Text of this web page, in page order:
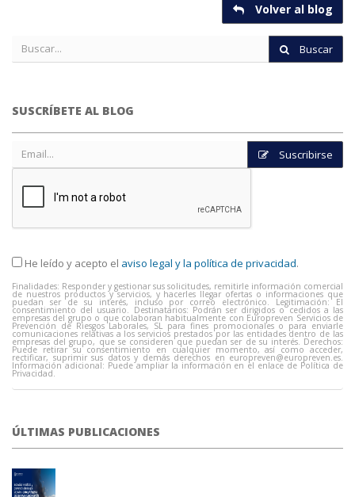
Volver al blog
Buscar
SUSCRÍBETE AL BLOG
Suscribirse
He leído y acepto el aviso legal y la política de privacidad.
Finalidades: Responder y gestionar sus solicitudes, remitirle información comercial
de nuestros productos y servicios, y hacerles llegar ofertas o informaciones que
puedan ser de su interés, incluso por correo electrónico. Legitimación: El
consentimiento del usuario. Destinatarios: Podrán ser dirigidos o cedidos a las
empresas del grupo o que colaboran habitualmente con Europreven Servicios de
Prevención de Riesgos Laborales, SL para fines promocionales o para enviarle
comunicaciones relativas a los servicios prestados por las entidades dentro de las
empresas del grupo, que se consideren que puedan ser de su interés. Derechos:
Puede retirar su consentimiento en cualquier momento, así como acceder,
rectificar, suprimir sus datos y demás derechos en europreven@europreven.es.
Información adicional: Puede ampliar la información en el enlace de Política de
Privacidad.
ÚLTIMAS PUBLICACIONES